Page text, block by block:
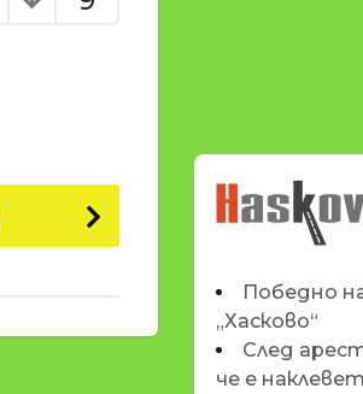
Победно
„Хасково“
След
че е